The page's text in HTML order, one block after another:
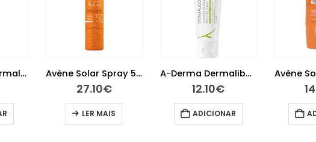
A-Derma Dermalibour Creme Reparador 50 ml
12.10€
ADICIONAR
14.95€
ADICIONAR